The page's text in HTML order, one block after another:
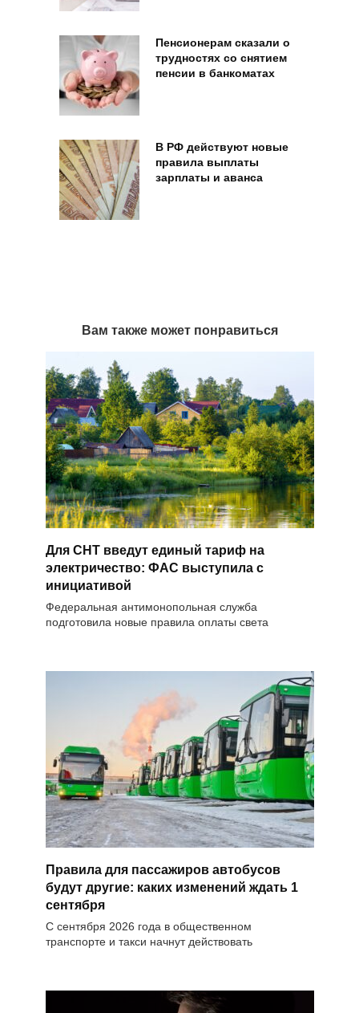
Пенсионерам сказали о
трудностях со снятием
пенсии в банкоматах
В РФ действуют новые
правила выплаты
зарплаты и аванса
Вам также может понравиться
Для СНТ введут единый тариф на
электричество: ФАС выступила с
инициативой
Федеральная антимонопольная служба
подготовила новые правила оплаты света
Правила для пассажиров автобусов
будут другие: каких изменений ждать 1
сентября
С сентября 2026 года в общественном
транспорте и такси начнут действовать